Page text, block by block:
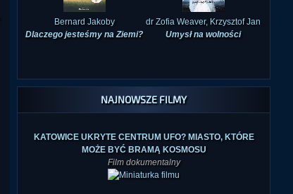
Dlaczego jesteśmy na Ziemi?
Umysł na wolności
NAJNOWSZE FILMY
KATOWICE UKRYTE CENTRUM UFO? MIASTO, KTÓRE
Film dokumentalny